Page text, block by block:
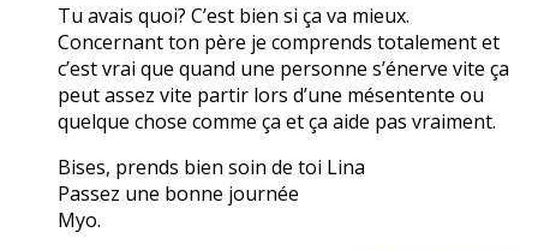
Tu avais quoi? C’est bien si ça va mieux.
Concernant ton père je comprends totalement et
c’est vrai que quand une personne s’énerve vite ça
peut assez vite partir lors d’une mésentente ou
quelque chose comme ça et ça aide pas vraiment.
Bises, prends bien soin de toi Lina
Passez une bonne journée
Myo.